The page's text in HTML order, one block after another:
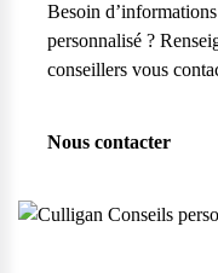
Besoin
personnalisé ?
conseillers vous
Nous contacter